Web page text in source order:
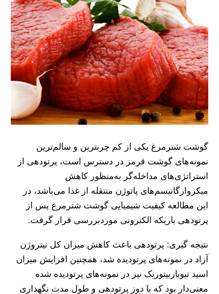
گوشت شترمرغ یکی از کم چرب­ترین و سالم‌ترین
نمونه‌های گوشت قرمز در دسترس است، پرتودهی از
استراتژی‌های مداخله‌گر به‌منظور کاهش
میکروارگانیسم‌های پاتوژن منتقله از غذا می‌باشد، در
این مطالعه کیفیت شیمیایی گوشت شترمرغ پس از
پرتودهی باریکه الکترونی موردبررسی قرار گرفت.
نتیجه­ گیری: پرتودهی باعث کاهش میزان کل نیتروژن
آزاد در نمونه‌های پرتودیده شد، همچنین افزایش میزان
اسید تیوباربیتوریک نیز در نمونه‌های پرتودیده شده
معنی‌دار بود که با دوز پرتودهی و طول مدت نگهداری